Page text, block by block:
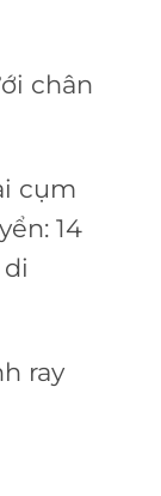
chân
cụm
14
ray